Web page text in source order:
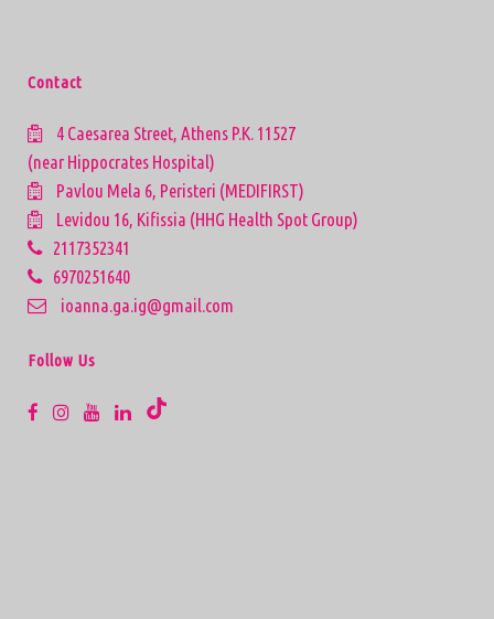
Contact
4 Caesarea Street, Athens P.K. 11527
(near Hippocrates Hospital)
Pavlou Mela 6, Peristeri (MEDIFIRST)
Levidou 16, Kifissia (HHG Health Spot Group)
2117352341
6970251640
ioanna.ga.ig@gmail.com
Follow Us